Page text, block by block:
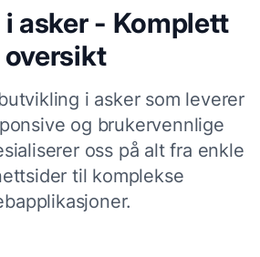
asker - Komplett
oversikt
i asker som leverer
og brukervennlige
oss på alt fra enkle
til komplekse